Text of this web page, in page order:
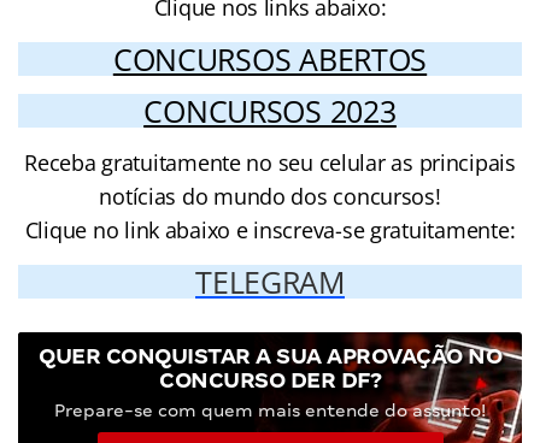
Clique nos links abaixo:
CONCURSOS ABERTOS
CONCURSOS 2023
Receba gratuitamente no seu celular as principais
notícias do mundo dos concursos!
Clique no link abaixo e inscreva-se gratuitamente:
TELEGRAM
QUER CONQUISTAR A SUA APROVAÇÃO NO
CONCURSO DER DF?
Prepare-se com quem mais entende do assunto!